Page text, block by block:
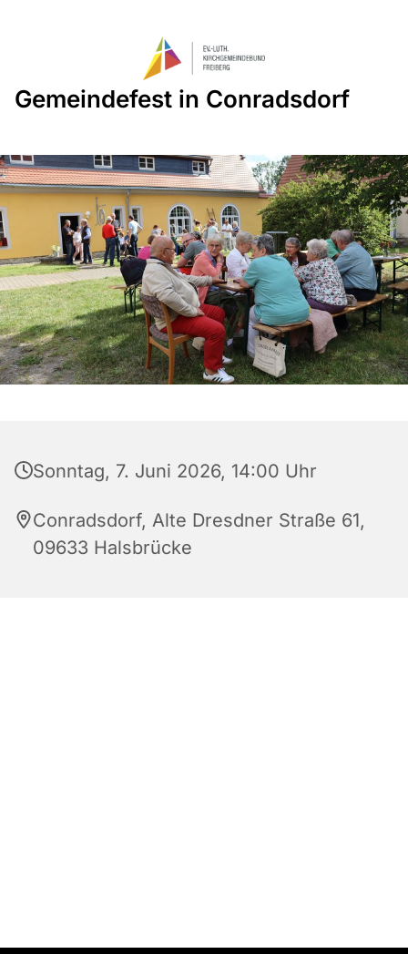
Gemeindefest in Conradsdorf
Sonntag, 7. Juni 2026, 14:00 Uhr
Conradsdorf, Alte Dresdner Straße 61,
09633 Halsbrücke